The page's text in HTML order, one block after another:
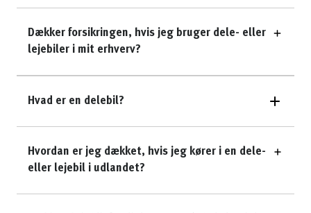
Dækker forsikringen, hvis jeg bruger dele- eller
lejebiler i mit erhverv?
Hvad er en delebil?
Hvordan er jeg dækket, hvis jeg kører i en dele-
eller lejebil i udlandet?